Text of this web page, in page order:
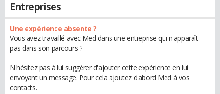
Entreprises
Une expérience absente ?
Vous avez travaillé avec Med dans une entreprise qui n'apparaît
pas dans son parcours ?
N'hésitez pas à lui suggérer d'ajouter cette expérience en lui
envoyant un message. Pour cela ajoutez d'abord Med à vos
contacts.